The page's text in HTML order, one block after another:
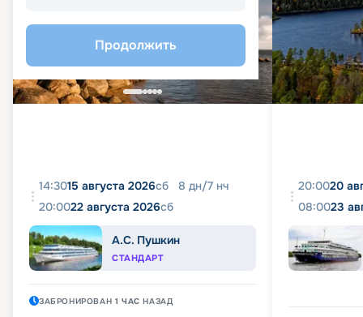
Продолжить
14:3015 августа 2026сб 8 дн/7 нч
20:0022 августа 2026сб
А.С. Пушкин
СТАНДАРТ
ЗАБРОНИРОВАН 1 ЧАС НАЗАД
20:0020
08:0023